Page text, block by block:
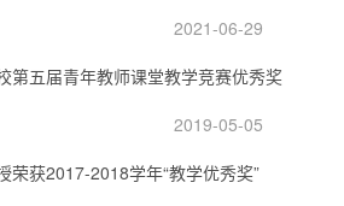
2021-06-29
第五届青年教师课堂教学竞赛优秀奖
2019-05-05
荣获2017-2018学年“教学优秀奖”